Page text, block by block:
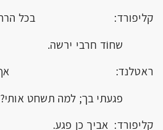
קליפורד: בכל
שחוֹד חרבי ירשה.
ראטלנד: אף
פגעתי בך; למה תשחט אותי?
קליפורד: אביך כן פגע.